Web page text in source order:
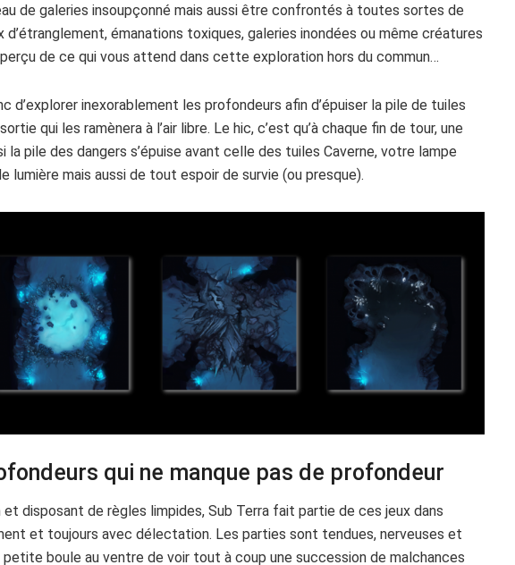
de galeries insoupçonné mais aussi être confrontés à toutes sortes de
d’étranglement, émanations toxiques, galeries inondées ou même créatures
de ce qui vous attend dans cette exploration hors du commun…
d’explorer inexorablement les profondeurs afin d’épuiser la pile de tuiles
qui les ramènera à l’air libre. Le hic, c’est qu’à chaque fin de tour, une
pile des dangers s’épuise avant celle des tuiles Caverne, votre lampe
lumière mais aussi de tout espoir de survie (ou presque).
qui ne manque pas de profondeur
et disposant de règles limpides, Sub Terra fait partie de ces jeux dans
et toujours avec délectation. Les parties sont tendues, nerveuses et
boule au ventre de voir tout à coup une succession de malchances